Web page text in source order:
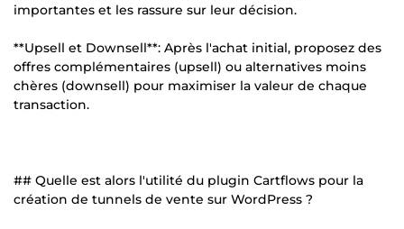
importantes et les rassure sur leur décision.
**Upsell et Downsell**: Après l'achat initial, proposez des
offres complémentaires (upsell) ou alternatives moins
chères (downsell) pour maximiser la valeur de chaque
transaction.
## Quelle est alors l'utilité du plugin Cartflows pour la
création de tunnels de vente sur WordPress ?